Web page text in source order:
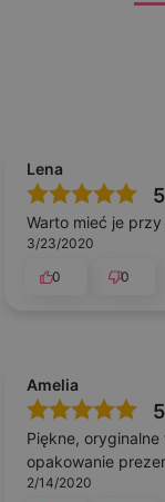
Lena
5
Warto mieć je
3/23/2020
0
0
Amelia
5
Piękne,
opakowanie
2/14/2020